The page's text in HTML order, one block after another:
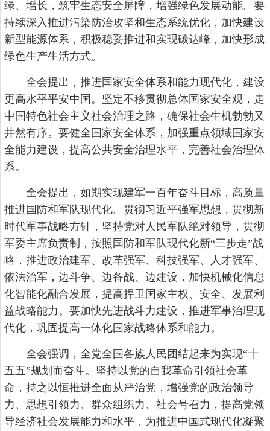
绿、增长，筑牢生态安全屏障，增强绿色发展动能。要
持续深入推进污染防治攻坚和生态系统优化，加快建设
新型能源体系，积极稳妥推进和实现碳达峰，加快形成
绿色生产生活方式。
全会提出，推进国家安全体系和能力现代化，建设
更高水平平安中国。坚定不移贯彻总体国家安全观，走
中国特色社会主义社会治理之路，确保社会生机勃勃又
井然有序。要健全国家安全体系，加强重点领域国家安
全能力建设，提高公共安全治理水平，完善社会治理体
系。
全会提出，如期实现建军一百年奋斗目标，高质量
推进国防和军队现代化。贯彻习近平强军思想，贯彻新
时代军事战略方针，坚持党对人民军队绝对领导，贯彻
军委主席负责制，按照国防和军队现代化新“三步走”战
略，推进政治建军、改革强军、科技强军、人才强军、
依法治军，边斗争、边备战、边建设，加快机械化信息
化智能化融合发展，提高捍卫国家主权、安全、发展利
益战略能力。要加快先进战斗力建设，推进军事治理现
代化，巩固提高一体化国家战略体系和能力。
全会强调，全党全国各族人民团结起来为实现“十
五五”规划而奋斗。坚持以党的自我革命引领社会革
命，持之以恒推进全面从严治党，增强党的政治领导
力、思想引领力、群众组织力、社会号召力，提高党领
导经济社会发展能力和水平，为推进中国式现代化凝聚